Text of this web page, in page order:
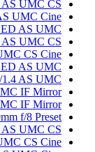
AS UMC CS
UMC Cine
ED AS UMC
AS UMC CS
CS Cine
ED AS UMC
1.4 AS UMC
MC IF Mirror
MC IF Mirror
f/8 Preset
AS UMC CS
CS Cine